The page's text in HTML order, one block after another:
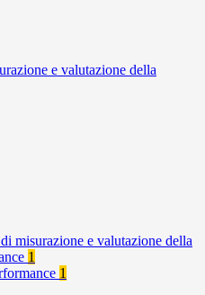
e valutazione della
misurazione e valutazione della
1
1